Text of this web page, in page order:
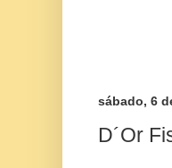
sábado, 6
D´Or